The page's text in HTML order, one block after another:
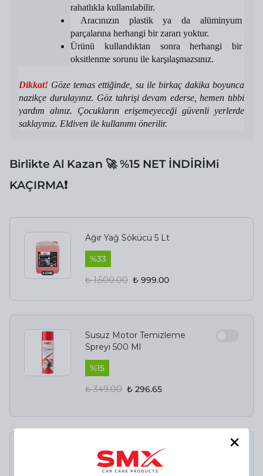
rahatlıkla kullanılabilir.
Aracınızın plastik ya da alüminyum
parçalarına herhangi bir zararı yoktur.
Ürünü kullandıktan sonra herhangi bir
oksitlenme sorunu ile karşılaşmazsınız.
Dikkat! Göze temas ettiğinde, su ile birkaç dakika boyunca
nazikçe durulayınız. Göz tahrişi devam ederse, hemen tıbbi
yardım alınız. Çocukların erişemeyeceği güvenli yerlerde
saklayınız. Eldiven ile kullanımı önerilir.
Birlikte Al Kazan 🚀 %15 NET İNDİRİMi
KAÇIRMA❗️
Ağır Yağ Sökücü 5 Lt
%33
₺ 1,500.00 ₺ 999.00
Susuz Motor Temizleme
Spreyi 500 Ml
%15
₺ 349.00 ₺ 296.65
Lastik Parlatma Spreyi
500 ml